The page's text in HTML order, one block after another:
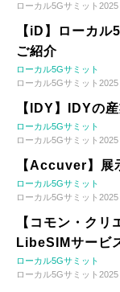
ローカル5Gサミット2025
【iD】ローカ
ご紹介
ローカル5Gサミット
ローカル5Gサミット2025
【IDY】IDYの
ローカル5Gサミット
ローカル5Gサミット2025
【Accuver】展
ローカル5Gサミット
ローカル5Gサミット2025
【コモン・ク
LibeSIMサービ
ローカル5Gサミット
ローカル5Gサミット2025